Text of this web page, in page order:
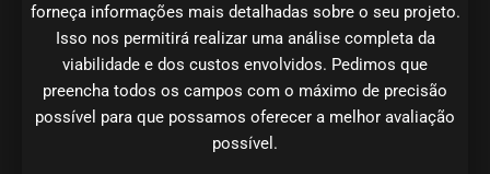
forneça informações mais detalhadas sobre o seu projeto.
Isso nos permitirá realizar uma análise completa da
viabilidade e dos custos envolvidos. Pedimos que
preencha todos os campos com o máximo de precisão
possível para que possamos oferecer a melhor avaliação
possível.